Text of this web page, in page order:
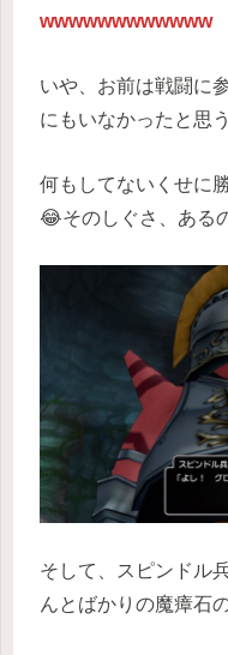
wwwwwwwwwwww
いや、お前は戦闘に
にもいなかったと思
何もしてないくせに
😂そのしぐさ、ある
そして、スピンドル
んとばかりの魔瘴石